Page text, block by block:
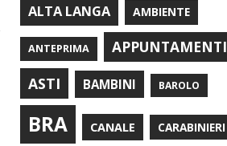
ALTA LANGA AMBIENTE
ANTEPRIMA
APPUNTAMENTI
ASTI
BAMBINI BAROLO
BRA CANALE CARABINIERI